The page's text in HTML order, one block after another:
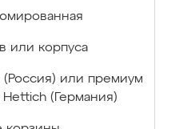
или корпуса
(Россия) или премиум
Hettich (Германия)